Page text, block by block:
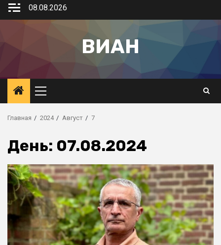
08.08.2026
ВИАН
Главная 2024 Август 7
День: 07.08.2024